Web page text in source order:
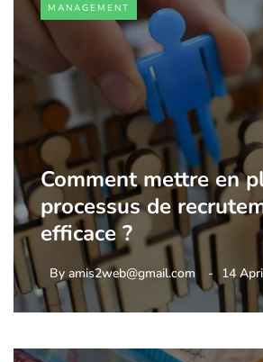
MANAGEMENT
Comment mettre en
processus de
efficace ?
By amis2web@gmail.com 14